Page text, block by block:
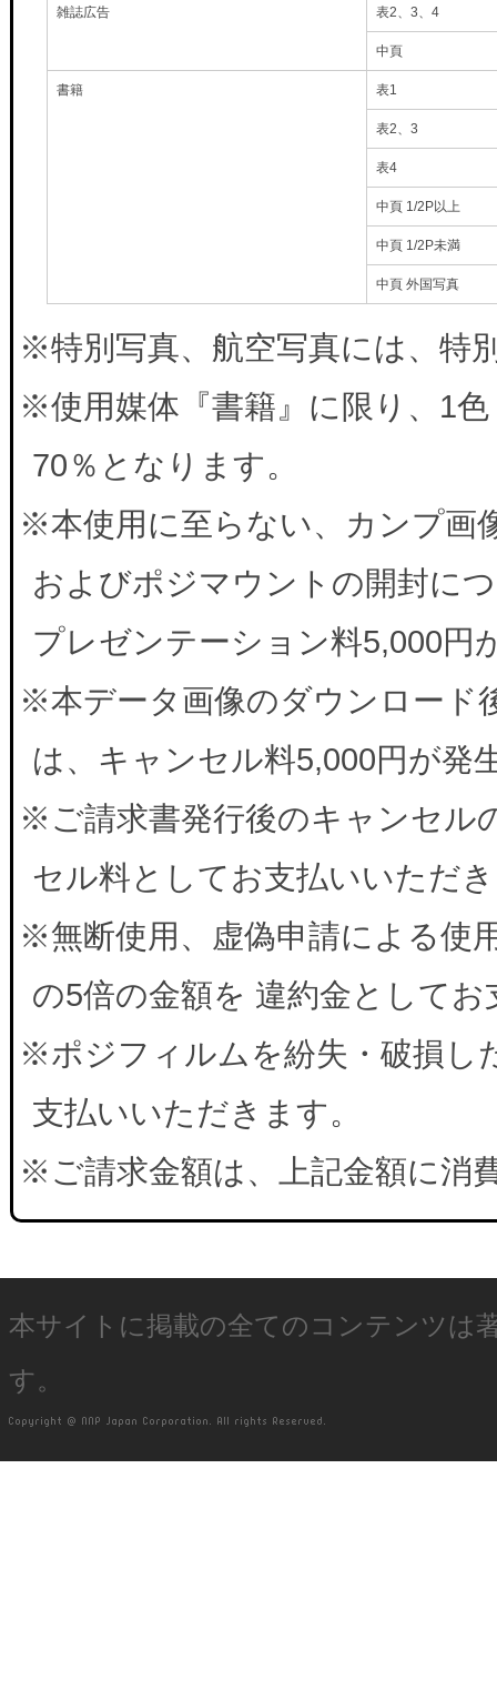
雑誌広告 表2、3、4
中頁
書籍 表1
表2、3
表4
中頁 1/2P以上
中頁 1/2P未満
中頁 外国写真
※特別写真、航空写真には、特
※使用媒体『書籍』に限り、1
70％となります。
※本使用に至らない、カンプ画
およびポジマウントの開封に
プレゼンテーション料5,000円
※本データ画像のダウンロード
は、キャンセル料5,000円が発
※ご請求書発行後のキャンセル
セル料としてお支払いいただ
※無断使用、虚偽申請による使
の5倍の金額を 違約金として
※ポジフィルムを紛失・破損し
支払いいただきます。
※ご請求金額は、上記金額に消
本サイトに掲載の全てのコンテンツは
す。